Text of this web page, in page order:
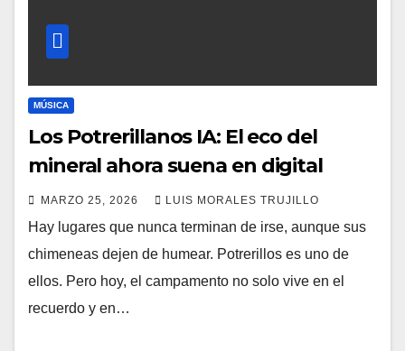
MÚSICA
Los Potrerillanos IA: El eco del
mineral ahora suena en digital
MARZO 25, 2026 LUIS MORALES TRUJILLO
Hay lugares que nunca terminan de irse, aunque sus
chimeneas dejen de humear. Potrerillos es uno de
ellos. Pero hoy, el campamento no solo vive en el
recuerdo y en…